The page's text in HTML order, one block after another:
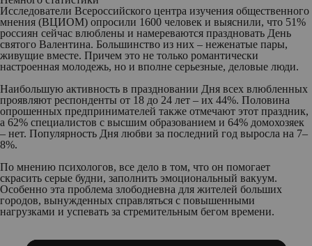
Исследователи Всероссийского центра изучения общественного
мнения (ВЦИОМ) опросили 1600 человек и выяснили, что 51%
россиян сейчас влюблены и намереваются праздновать День
святого Валентина. Большинство из них – неженатые пары,
живущие вместе. Причем это не только романтически
настроенная молодежь, но и вполне серьезные, деловые люди.
Наибольшую активность в праздновании Дня всех влюбленных
проявляют респонденты от 18 до 24 лет – их 44%. Половина
опрошенных предпринимателей также отмечают этот праздник,
а 62% специалистов с высшим образованием и 64% домохозяек
– нет. Популярность Дня любви за последний год выросла на 7–
8%.
По мнению психологов, все дело в том, что он помогает
скрасить серые будни, заполнить эмоциональный вакуум.
Особенно эта проблема злободневна для жителей больших
городов, вынужденных справляться с повышенными
нагрузками и успевать за стремительным бегом времени.